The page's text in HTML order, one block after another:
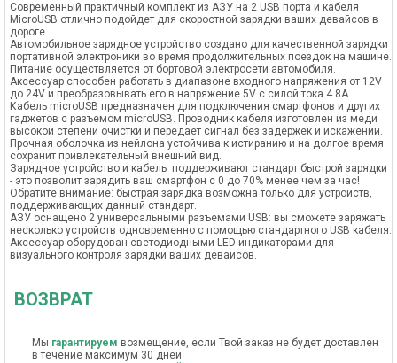
Современный практичный комплект из АЗУ на 2 USB порта и кабеля
MicroUSB отлично подойдет для скоростной зарядки ваших девайсов в
дороге.
Автомобильное зарядное устройство создано для качественной зарядки
портативной электроники во время продолжительных поездок на машине.
Питание осуществляется от бортовой электросети автомобиля.
Аксессуар способен работать в диапазоне входного напряжения от 12V
до 24V и преобразовывать его в напряжение 5V с силой тока 4.8A.
Кабель microUSB предназначен для подключения смартфонов и других
гаджетов с разъемом microUSB. Проводник кабеля изготовлен из меди
высокой степени очистки и передает сигнал без задержек и искажений.
Прочная оболочка из нейлона устойчива к истиранию и на долгое время
сохранит привлекательный внешний вид.
Зарядное устройство и кабель поддерживают стандарт быстрой зарядки
- это позволит зарядить ваш смартфон с 0 до 70% менее чем за час!
Обратите внимание: быстрая зарядка возможна только для устройств,
поддерживающих данный стандарт.
АЗУ оснащено 2 универсальными разъемами USB: вы сможете заряжать
несколько устройств одновременно с помощью стандартного USB кабеля.
Аксессуар оборудован светодиодными LED индикаторами для
визуального контроля зарядки ваших девайсов.
ВОЗВРАТ
Мы гарантируем возмещение, если Твой заказ не будет доставлен
в течение максимум 30 дней.